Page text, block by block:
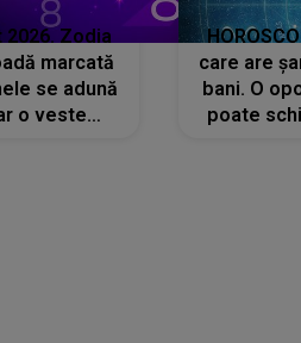
2026. Zodia
marcată
se adună
o veste
care are
bani. O
poate